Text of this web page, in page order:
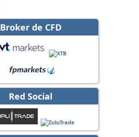
Broker de CFD
Red Social